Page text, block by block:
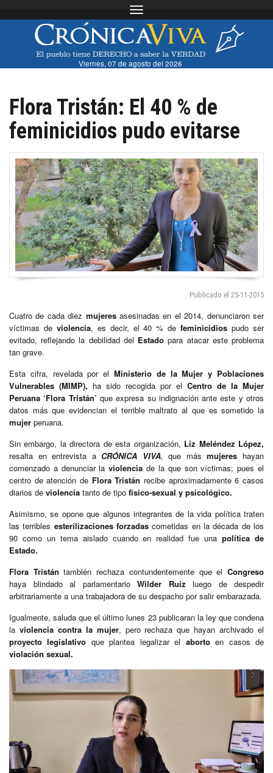
Toggle navigation
Viernes, 07 de agosto del 2026
Flora Tristán: El 40 % de
feminicidios pudo evitarse
Publicado el 25-11-2015
Cuatro de cada diez mujeresasesinadas en el 2014, denunciaron ser
víctimas de violencia, es decir, el 40 % defeminicidios pudo ser
evitado, reflejando la debilidad del Estado para atacar este problema
tan grave.
Esta cifra, revelada por el Ministerio de la Mujer y Poblaciones
Vulnerables (MIMP), ha sido recogida por el Centro de la Mujer
Peruana ‘Flora Tristán’ que expresa su indignación ante este y otros
datos más que evidencian el terrible maltrato al que es sometido la
mujer peruana.
Sin embargo, la directora de esta organización, Liz Meléndez López,
resalta en entrevista aCRÓNICA VIVA, que másmujeres hayan
comenzado a denunciar laviolencia de la que son víctimas; pues el
centro de atención de Flora Tristán recibe aproximadamente 6 casos
diarios de violencia tanto de tipo físico-sexual y psicológico.
Asimismo, se opone que algunos integrantes de la vida política traten
las terribles esterilizaciones forzadas cometidas en la década de los
90 como un tema aislado cuando en realidad fue unapolítica de
Estado.
Flora Tristán también rechaza contundentemente que elCongreso
haya blindado al parlamentario Wilder Ruiz luego de despedir
arbitrariamente a una trabajadora de su despacho por salir embarazada.
Igualmente, saluda que el último lunes 23 publicaran la ley que condena
la violencia contra la mujer, pero rechaza que hayan archivado el
proyecto legislativo que plantea legalizar el abortoen casos de
violación sexual.